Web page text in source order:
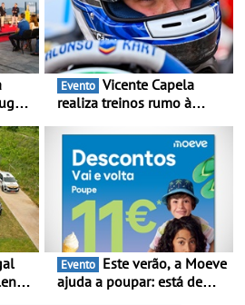
Evento
realiza treinos rumo à
Portugal Karting e mira boa
estreia - O Campeonato
Portugal Karting 2026
decorre entre 1 de Março e
6 de Setembro
Evento
ajuda a poupar: está de